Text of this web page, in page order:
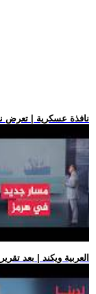
.. نافذة عسكرية | تعرض
.. العربية ويكند | بعد